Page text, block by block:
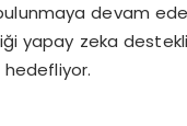
devam
yapay zeka
hedefliyor.